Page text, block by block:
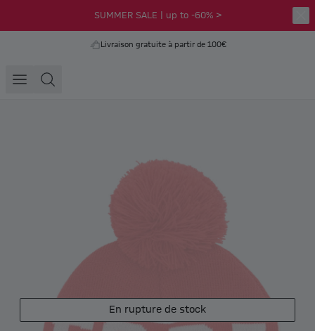
SUMMER SALE | up to -60% >
Livraison gratuite à partir de 100€
En rupture de stock